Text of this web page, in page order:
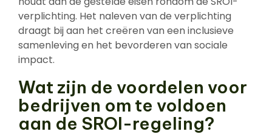
verplichting. Het naleven van de verplichting
draagt bij aan het creëren van een inclusieve
samenleving en het bevorderen van sociale
impact.
Wat zijn de voordelen voor
bedrijven om te voldoen
aan de SROI-regeling?